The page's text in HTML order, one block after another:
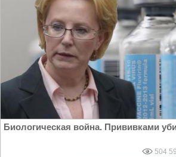
Биологическая война. Прививками
504